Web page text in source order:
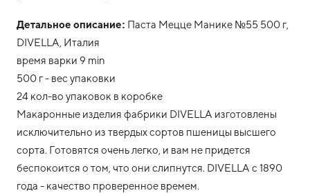
Детальное описание: Паста Мецце Манике №55 500 г,
DIVELLA, Италия
время варки 9 min
500 г - вес упаковки
24 кол-во упаковок в коробке
Макаронные изделия фабрики DIVELLA изготовлены
исключительно из твердых сортов пшеницы высшего
сорта. Готовятся очень легко, и вам не придется
беспокоится о том, что они слипнутся. DIVELLA с 1890
года - качество проверенное времем.